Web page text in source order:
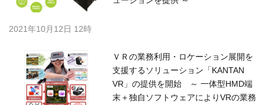
2021年10月12日 12時
ＶＲの業務利用・ロケーション展開を
支援するソリューション「KANTAN
VR」の提供を開始 ～ 一体型HMD端
末＋独自ソフトウェアによりVRの業務